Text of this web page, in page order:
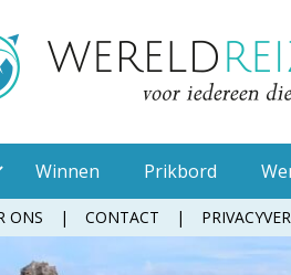
Winnen Prikbord
ONS CONTACT